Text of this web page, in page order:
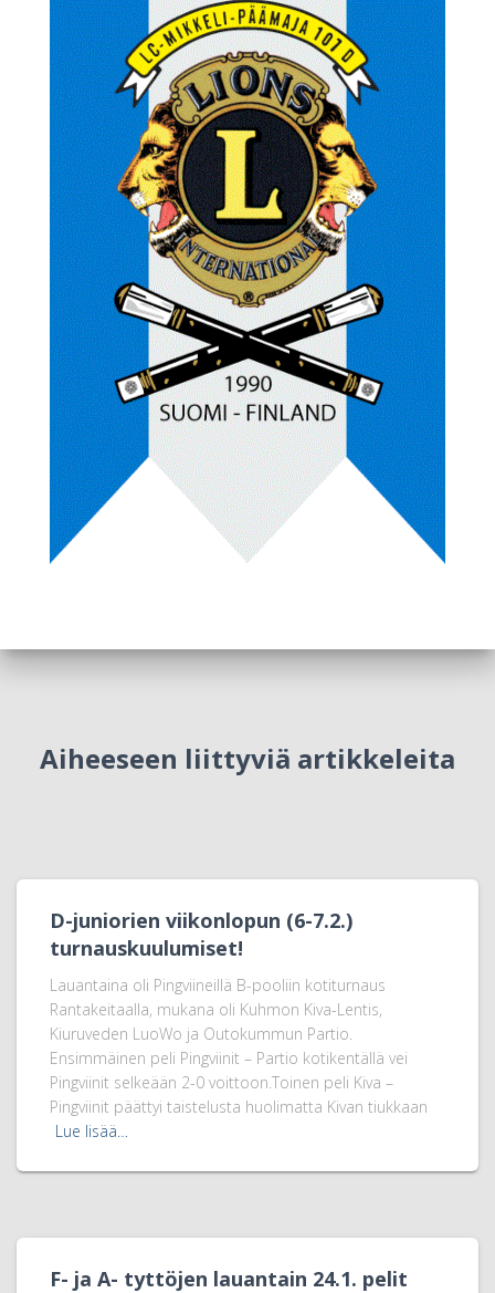
Aiheeseen liittyviä artikkeleita
D-juniorien viikonlopun (6-7.2.)
turnauskuulumiset!
Lauantaina oli Pingviineillä B-pooliin kotiturnaus
Rantakeitaalla, mukana oli Kuhmon Kiva-Lentis,
Kiuruveden LuoWo ja Outokummun Partio.
Ensimmäinen peli Pingviinit – Partio kotikentällä vei
Pingviinit selkeään 2-0 voittoon.Toinen peli Kiva –
Pingviinit päättyi taistelusta huolimatta Kivan tiukkaan
Lue lisää…
F- ja A- tyttöjen lauantain 24.1. pelit